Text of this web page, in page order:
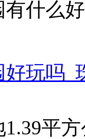
玩吗_
1.39平